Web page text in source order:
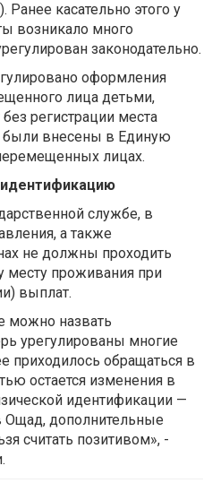
касательно этого у
возникало много
законодательно.
оформления
лица детьми,
регистрации места
были внесены в Единую
лицах.
службе, в
а также
не должны проходить
месту проживания при
выплат.
можно назвать
урегулированы многие
приходилось обращаться в
остается изменения в
идентификации —
дополнительные
считать позитивом», -